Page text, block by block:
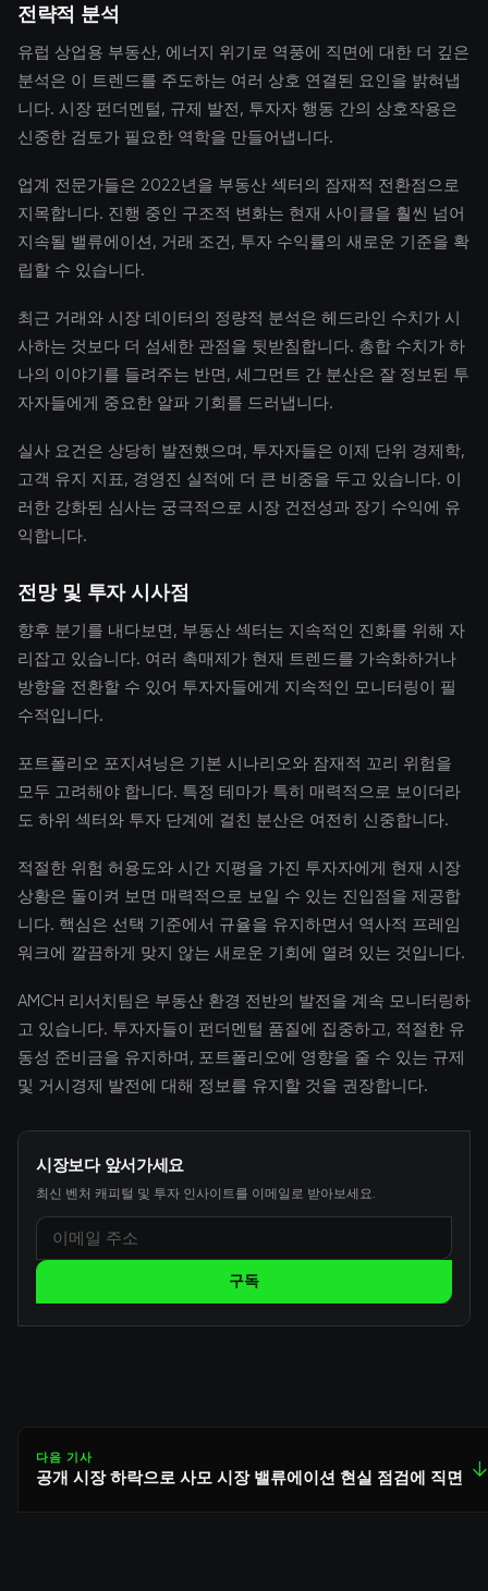
전략적 분석
유럽 상업용 부동산, 에너지 위기로 역풍에 직면에 대한 더 깊은
분석은 이 트렌드를 주도하는 여러 상호 연결된 요인을 밝혀냅
니다. 시장 펀더멘털, 규제 발전, 투자자 행동 간의 상호작용은
신중한 검토가 필요한 역학을 만들어냅니다.
업계 전문가들은 2022년을 부동산 섹터의 잠재적 전환점으로
지목합니다. 진행 중인 구조적 변화는 현재 사이클을 훨씬 넘어
지속될 밸류에이션, 거래 조건, 투자 수익률의 새로운 기준을 확
립할 수 있습니다.
최근 거래와 시장 데이터의 정량적 분석은 헤드라인 수치가 시
사하는 것보다 더 섬세한 관점을 뒷받침합니다. 총합 수치가 하
나의 이야기를 들려주는 반면, 세그먼트 간 분산은 잘 정보된 투
자자들에게 중요한 알파 기회를 드러냅니다.
실사 요건은 상당히 발전했으며, 투자자들은 이제 단위 경제학,
고객 유지 지표, 경영진 실적에 더 큰 비중을 두고 있습니다. 이
러한 강화된 심사는 궁극적으로 시장 건전성과 장기 수익에 유
익합니다.
전망 및 투자 시사점
향후 분기를 내다보면, 부동산 섹터는 지속적인 진화를 위해 자
리잡고 있습니다. 여러 촉매제가 현재 트렌드를 가속화하거나
방향을 전환할 수 있어 투자자들에게 지속적인 모니터링이 필
수적입니다.
포트폴리오 포지셔닝은 기본 시나리오와 잠재적 꼬리 위험을
모두 고려해야 합니다. 특정 테마가 특히 매력적으로 보이더라
도 하위 섹터와 투자 단계에 걸친 분산은 여전히 신중합니다.
적절한 위험 허용도와 시간 지평을 가진 투자자에게 현재 시장
상황은 돌이켜 보면 매력적으로 보일 수 있는 진입점을 제공합
니다. 핵심은 선택 기준에서 규율을 유지하면서 역사적 프레임
워크에 깔끔하게 맞지 않는 새로운 기회에 열려 있는 것입니다.
AMCH 리서치팀은 부동산 환경 전반의 발전을 계속 모니터링하
고 있습니다. 투자자들이 펀더멘털 품질에 집중하고, 적절한 유
동성 준비금을 유지하며, 포트폴리오에 영향을 줄 수 있는 규제
및 거시경제 발전에 대해 정보를 유지할 것을 권장합니다.
시장보다 앞서가세요
최신 벤처 캐피털 및 투자 인사이트를 이메일로 받아보세요.
구독
다음 기사
공개 시장 하락으로 사모 시장 밸류에이션 현실 점검에 직면 ↓